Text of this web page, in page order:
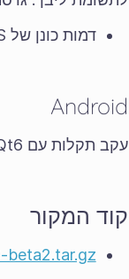
דמות כונן של macOS‏:
Android
עקב תקלות עם Qt6 ו־Android, אנחנו לא יכולים לייצר קובצי APK ל־Android של Krita 6.0.0-beta2.
קוד המקור
beta2.tar.gz